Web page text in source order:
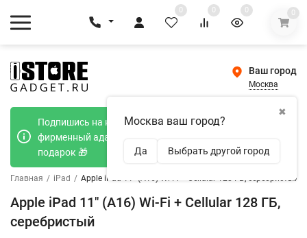
0 0 0 0
Ваш город
Москва
✖
Москва ваш город?
Да Выбрать другой город
Подпишись на наш телеграмм канал и получи
фирменный адаптер Type-C 20W при покупке в
подарок 🎁
Главная / iPad / Apple iPad 11" (A16) Wi-Fi + Cellular 128 ГБ, серебристый
Apple iPad 11" (A16) Wi-Fi + Cellular 128 ГБ,
серебристый